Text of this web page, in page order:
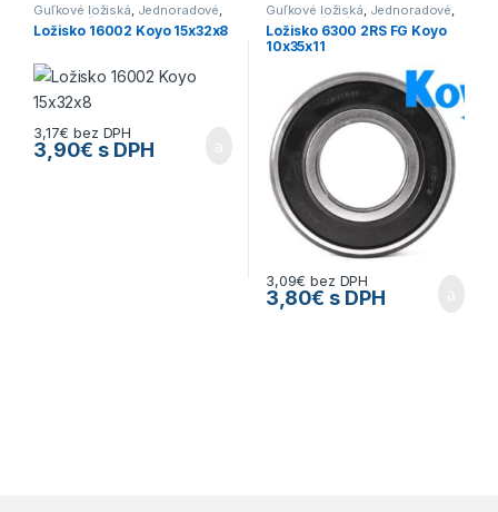
Guľkové ložiská, Jednoradové,
Koyo , Ložiská
Ložisko 16002 Koyo 15x32x8
3,17€ bez DPH
3,90€ s DPH
Guľkové ložiská, Jednoradové,
Koyo , Ložiská
Ložisko 6300 2RS FG Koyo
10x35x11
3,09€ bez DPH
3,80€ s DPH